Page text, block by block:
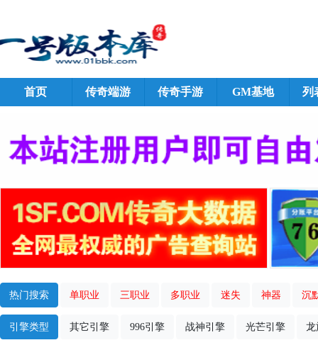
首页 传奇端游 传奇手游 GM基地 列
热门搜索 单职业 三职业 多职业 迷失 神器 沉
引擎类型 其它引擎 996引擎 战神引擎 光芒引擎 龙